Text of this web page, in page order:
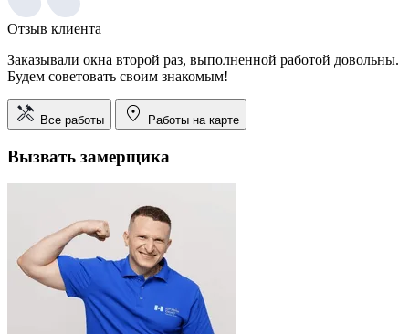
Отзыв клиента
Заказывали окна второй раз, выполненной работой довольны.
Будем советовать своим знакомым!
Все работы Работы на карте
Вызвать замерщика